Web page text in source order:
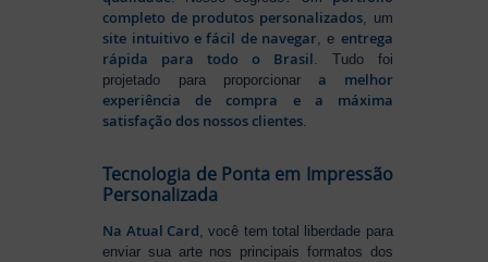
completo de produtos personalizados, um
site intuitivo e fácil de navegar, e entrega
rápida para todo o Brasil. Tudo foi
projetado para proporcionara melhor
experiência de compra e a máxima
satisfação dos nossos clientes.
Tecnologia de Ponta em Impressão
Personalizada
Na Atual Card , você tem total liberdade para
enviar sua arte nos principais formatos dos